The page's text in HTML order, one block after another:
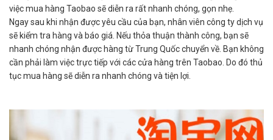
việc mua hàng Taobao sẽ diễn ra rất nhanh chóng, gọn nhẹ.
Ngay sau khi nhận được yêu cầu của bạn, nhân viên công ty dịch vụ
sẽ kiểm tra hàng và báo giá. Nếu thỏa thuận thành công, bạn sẽ
nhanh chóng nhận được hàng từ Trung Quốc chuyển về. Bạn không
cần phải làm việc trực tiếp với các cửa hàng trên Taobao. Do đó thủ
tục mua hàng sẽ diễn ra nhanh chóng và tiện lợi.